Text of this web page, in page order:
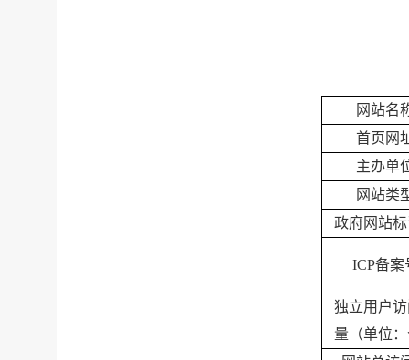
网站名
首页网
主办单
网站类
政府网站
ICP备案
独立用户
量（单位